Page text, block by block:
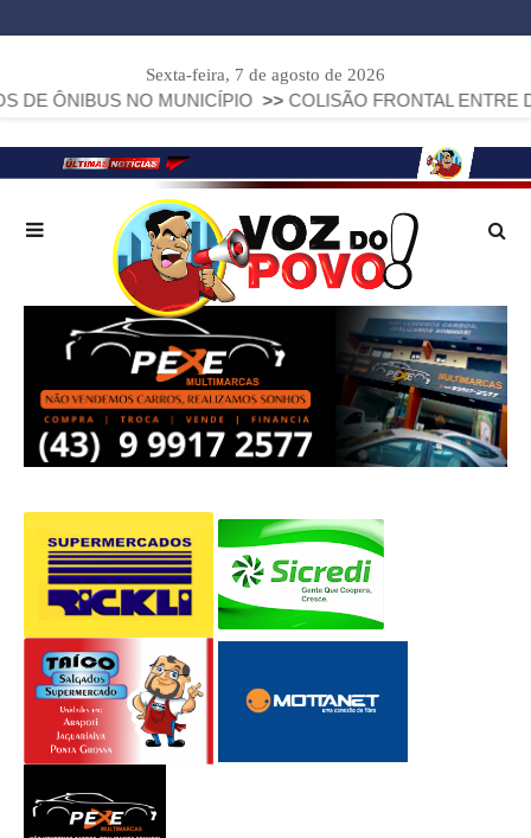
Sexta-feira, 7 de agosto de 2026
NO MUNICÍPIO >> COLISÃO FRONTAL ENTRE DUAS